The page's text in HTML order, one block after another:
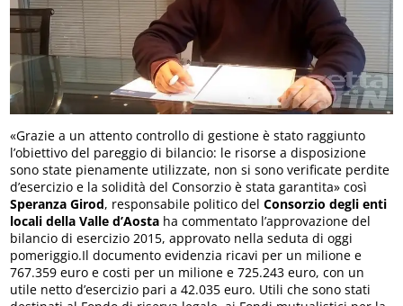
«Grazie a un attento controllo di gestione è stato raggiunto
l’obiettivo del pareggio di bilancio: le risorse a disposizione
sono state pienamente utilizzate, non si sono verificate perdite
d’esercizio e la solidità del Consorzio è stata garantita» così
Speranza Girod, responsabile politico delConsorzio degli enti
locali della Valle d’Aosta ha commentato l’approvazione del
bilancio di esercizio 2015, approvato nella seduta di oggi
pomeriggio.Il documento evidenzia ricavi per un milione e
767.359 euro e costi per un milione e 725.243 euro, con un
utile netto d’esercizio pari a 42.035 euro. Utili che sono stati